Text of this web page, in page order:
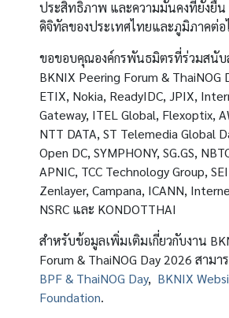
ประสิทธิภาพ และความมั่นคงที่ยั่งยืน
ดิจิทัลของประเทศไทยและภูมิภาคต่อ
ขอขอบคุณองค์กรพันธมิตรที่ร่วมสนับ
BKNIX Peering Forum & ThaiNOG
ETIX, Nokia, ReadyIDC, JPIX,
Gateway, ITEL Global, Flexoptix,
NTT DATA, ST Telemedia Global
Open DC, SYMPHONY, SG.GS,
APNIC, TCC Technology Group,
Zenlayer, Campana, ICANN,
NSRC และ KONDOTTHAI
สำหรับข้อมูลเพิ่มเติมเกี่ยวกับงาน
Forum & ThaiNOG Day 2026 สามา
BPF & ThaiNOG Day, BKNIX
Foundation.